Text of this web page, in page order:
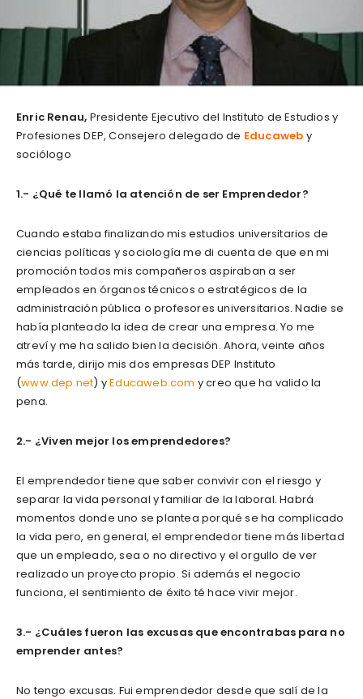
Enric Renau, Presidente Ejecutivo del Instituto de Estudios y
Profesiones DEP, Consejero delegado de Educaweb y
sociólogo
1.- ¿Qué te llamó la atención de ser Emprendedor?
Cuando estaba finalizando mis estudios universitarios de
ciencias políticas y sociología me di cuenta de que en mi
promoción todos mis compañeros aspiraban a ser
empleados en órganos técnicos o estratégicos de la
administración pública o profesores universitarios. Nadie se
había planteado la idea de crear una empresa. Yo me
atreví y me ha salido bien la decisión. Ahora, veinte años
más tarde, dirijo mis dos empresas DEP Instituto
(www.dep.net) yEducaweb.com y creo que ha valido la
pena.
2.- ¿Viven mejor los emprendedores?
El emprendedor tiene que saber convivir con el riesgo y
separar la vida personal y familiar de la laboral. Habrá
momentos donde uno se plantea porqué se ha complicado
la vida pero, en general, el emprendedor tiene más libertad
que un empleado, sea o no directivo y el orgullo de ver
realizado un proyecto propio. Si además el negocio
funciona, el sentimiento de éxito té hace vivir mejor.
3.- ¿Cuáles fueron las excusas que encontrabas para no
emprender antes?
No tengo excusas. Fui emprendedor desde que salí de la